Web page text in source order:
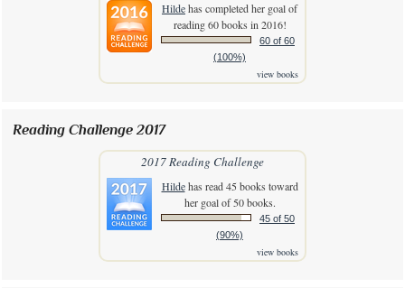
Hildehas completed her goal of
reading 60 books in 2016!
60 of 60
(100%)
view books
Reading Challenge 2017
2017 Reading Challenge
Hildehas read 45 books toward
her goal of 50 books.
45 of 50
(90%)
view books